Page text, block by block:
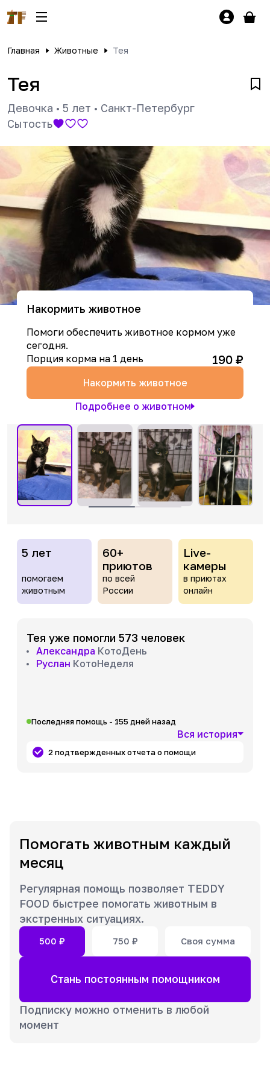
Главная Животные Тея
Тея
Девочка • 5 лет • Санкт-Петербург
Сытость
Накормить животное
Помоги обеспечить животное кормом уже
сегодня.
Порция корма на 1 день
190 ₽
Накормить животное
Подробнее о животном
5 лет
помогаем
животным
60+
приютов
по всей
России
Live-
камеры
в приютах
онлайн
Тея уже помогли 573 человек
Александра КотоДень
Руслан КотоНеделя
Последняя помощь - 155 дней назад
Вся история
2 подтвержденных отчета о помощи
Помогать животным каждый
месяц
Регулярная помощь позволяет TEDDY
FOOD быстрее помогать животным в
экстренных ситуациях.
500 ₽ 750 ₽ Своя сумма
Стань постоянным помощником
Подписку можно отменить в любой
момент